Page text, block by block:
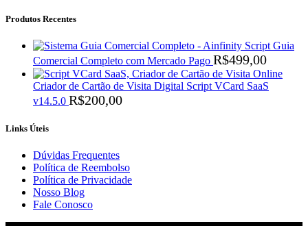
Produtos Recentes
Script Guia
Comercial Completo com Mercado Pago R$499,00
Criador de Cartão de Visita Digital Script VCard SaaS
v14.5.0 R$200,00
Links Úteis
Dúvidas Frequentes
Política de Reembolso
Política de Privacidade
Nosso Blog
Fale Conosco